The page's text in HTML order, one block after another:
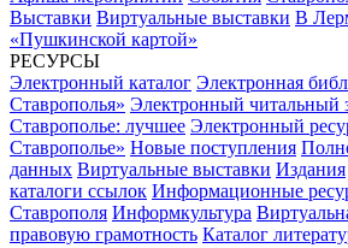
Выставки Виртуальные выставки В
«Пушкинской картой»
РЕСУРСЫ
Электронный каталог Электронная
Ставрополья» Электронный читальный
Ставрополье: лучшее Электронный
Ставрополье» Новые поступления
данных Виртуальные выставки Издания
каталоги ссылок Информационные
Ставрополя Информкультура
правовую грамотность Каталог